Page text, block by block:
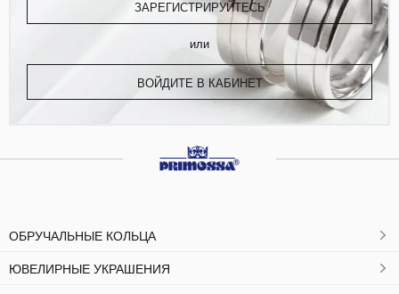
ЗАРЕГИСТРИРУЙТЕСЬ
или
ВОЙДИТЕ В КАБИНЕТ
ОБРУЧАЛЬНЫЕ КОЛЬЦА
ЮВЕЛИРНЫЕ УКРАШЕНИЯ